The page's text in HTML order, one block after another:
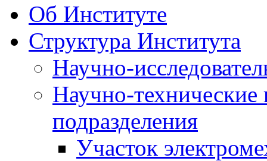
Об Институте
Структура Института
Научно-
Научно-технические
подразделения
Участок